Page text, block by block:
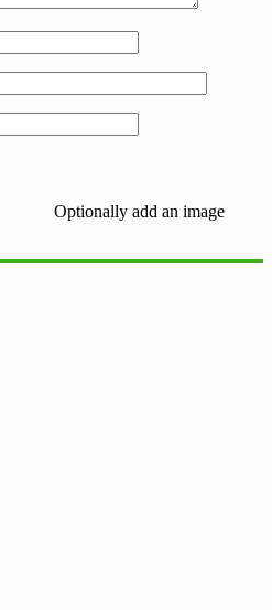
Optionally add an image